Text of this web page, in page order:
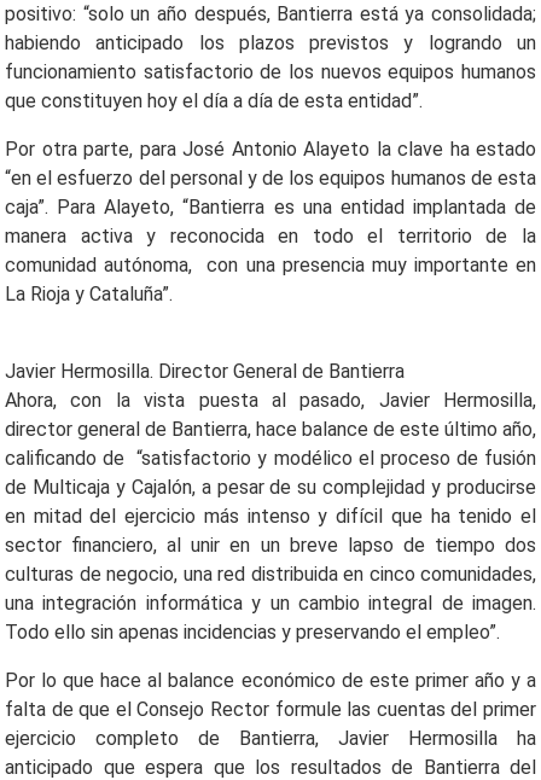
positivo: “solo un año después, Bantierra está ya consolidada;
habiendo anticipado los plazos previstos y logrando un
funcionamiento satisfactorio de los nuevos equipos humanos
que constituyen hoy el día a día de esta entidad”.
Por otra parte, para José Antonio Alayeto la clave ha estado
“en el esfuerzo del personal y de los equipos humanos de esta
caja”. Para Alayeto, “Bantierra es una entidad implantada de
manera activa y reconocida en todo el territorio de la
comunidad autónoma, con una presencia muy importante en
La Rioja y Cataluña”.
Javier Hermosilla. Director General de Bantierra
Ahora, con la vista puesta al pasado, Javier Hermosilla,
director general de Bantierra, hace balance de este último año,
calificando de “satisfactorio y modélico el proceso de fusión
de Multicaja y Cajalón, a pesar de su complejidad y producirse
en mitad del ejercicio más intenso y difícil que ha tenido el
sector financiero, al unir en un breve lapso de tiempo dos
culturas de negocio, una red distribuida en cinco comunidades,
una integración informática y un cambio integral de imagen.
Todo ello sin apenas incidencias y preservando el empleo”.
Por lo que hace al balance económico de este primer año y a
falta de que el Consejo Rector formule las cuentas del primer
ejercicio completo de Bantierra, Javier Hermosilla ha
anticipado que espera que los resultados de Bantierra del